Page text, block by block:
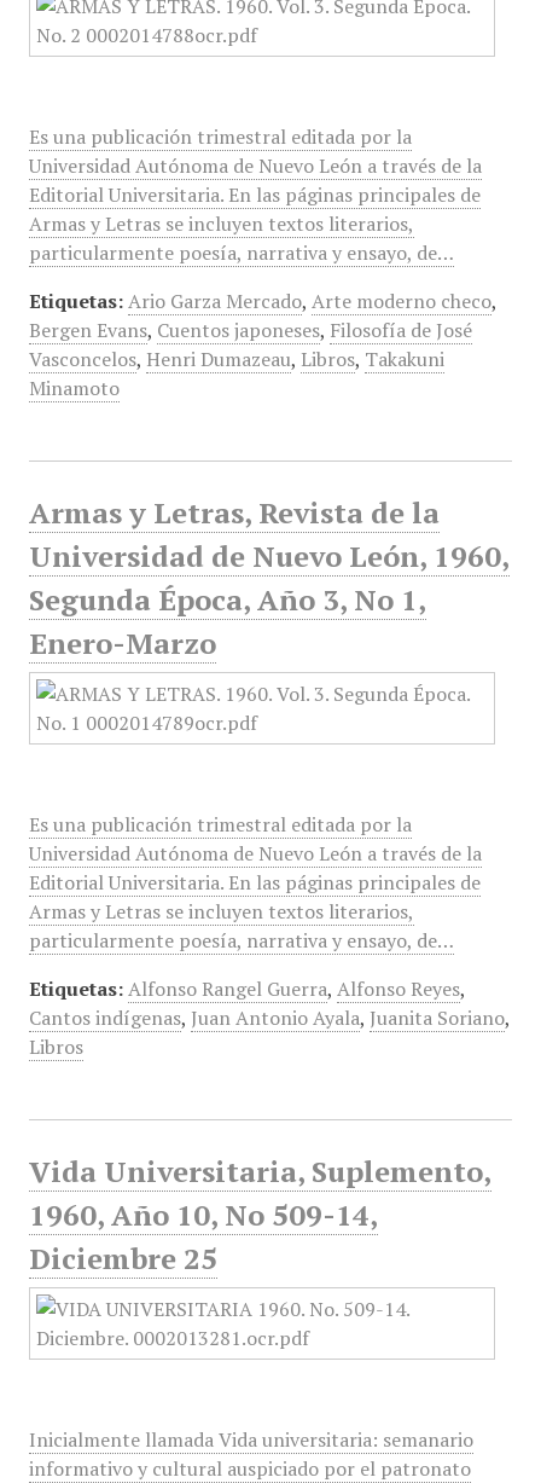
Es una publicación trimestral editada por la
Universidad Autónoma de Nuevo León a través de la
Editorial Universitaria. En las páginas principales de
Armas y Letras se incluyen textos literarios,
particularmente poesía, narrativa y ensayo, de…
Etiquetas: Ario Garza Mercado, Arte moderno checo,
Bergen Evans, Cuentos japoneses, Filosofía de José
Vasconcelos, Henri Dumazeau, Libros, Takakuni
Minamoto
Armas y Letras, Revista de la
Universidad de Nuevo León, 1960,
Segunda Época, Año 3, No 1,
Enero-Marzo
Es una publicación trimestral editada por la
Universidad Autónoma de Nuevo León a través de la
Editorial Universitaria. En las páginas principales de
Armas y Letras se incluyen textos literarios,
particularmente poesía, narrativa y ensayo, de…
Etiquetas: Alfonso Rangel Guerra, Alfonso Reyes,
Cantos indígenas, Juan Antonio Ayala, Juanita Soriano,
Libros
Vida Universitaria, Suplemento,
1960, Año 10, No 509-14,
Diciembre 25
Inicialmente llamada Vida universitaria: semanario
informativo y cultural auspiciado por el patronato